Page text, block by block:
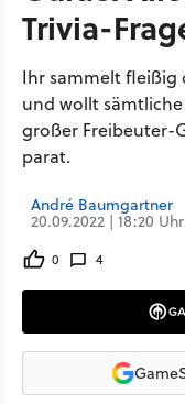
Trivia-
Ihr sammelt fleißig
und wollt
großer Freibeuter-
parat.
André Baumgartner
20.09.2022 | 18:20
0 4